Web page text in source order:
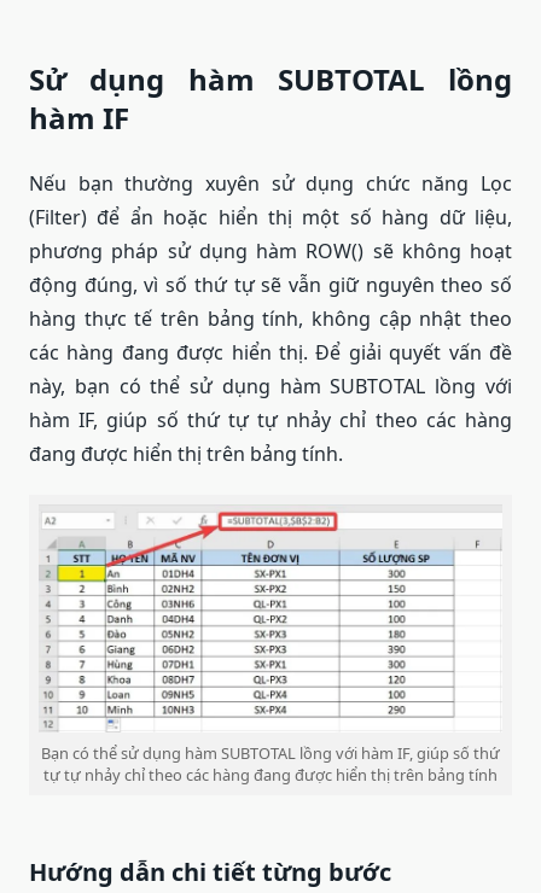
Sử dụng hàm SUBTOTAL lồng
hàm IF
Nếu bạn thường xuyên sử dụng chức năng Lọc
(Filter) để ẩn hoặc hiển thị một số hàng dữ liệu,
phương pháp sử dụng hàm ROW() sẽ không hoạt
động đúng, vì số thứ tự sẽ vẫn giữ nguyên theo số
hàng thực tế trên bảng tính, không cập nhật theo
các hàng đang được hiển thị. Để giải quyết vấn đề
này, bạn có thể sử dụng hàm SUBTOTAL lồng với
hàm IF, giúp số thứ tự tự nhảy chỉ theo các hàng
đang được hiển thị trên bảng tính.
Bạn có thể sử dụng hàm SUBTOTAL lồng với hàm IF, giúp số thứ
tự tự nhảy chỉ theo các hàng đang được hiển thị trên bảng tính
Hướng dẫn chi tiết từng bước